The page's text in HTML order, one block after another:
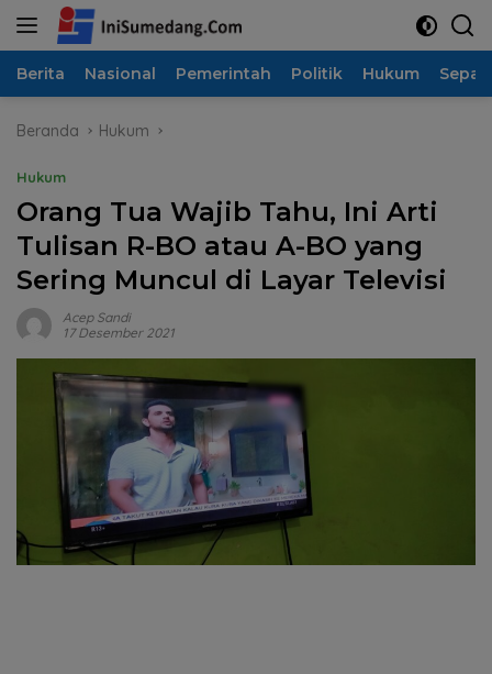
Langsung
Berita Nasional Pemerintah Politik Hukum
Beranda Hukum
Hukum
Orang Tua Wajib Tahu, Ini Arti
Tulisan R-BO atau A-BO yang
Sering Muncul di Layar Televisi
Acep Sandi
17 Desember 2021